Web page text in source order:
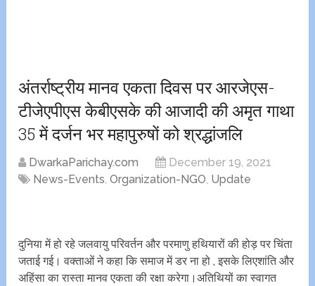
अंतर्राष्ट्रीय मानव एकता दिवस पर आरजेएस-
टीजेएपीएस केबीएसके की आजादी की अमृत गाथा
35 में दर्जन भर महापुरुषों को श्रद्धांजलि
DwarkaParichay.com
December 19, 2021
News-Events,Organization-NGO, Update
दुनिया में हो रहे जलवायु परिवर्तन और परमाणु हथियारों की होड़ पर चिंता
जताई गई। वक्ताओं ने कहा कि समाज में डर ना हो , इसके लिएशांति और
अहिंसा का रास्ता मानव एकता की रक्षा करेगा।अतिथियों का स्वागत